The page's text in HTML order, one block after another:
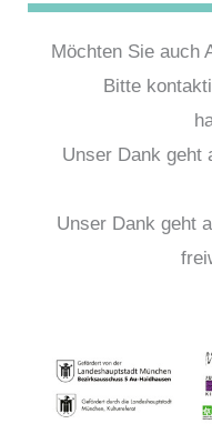
Möchten Sie auch
Bitte
Unser Dank geht
Unser Dank geht